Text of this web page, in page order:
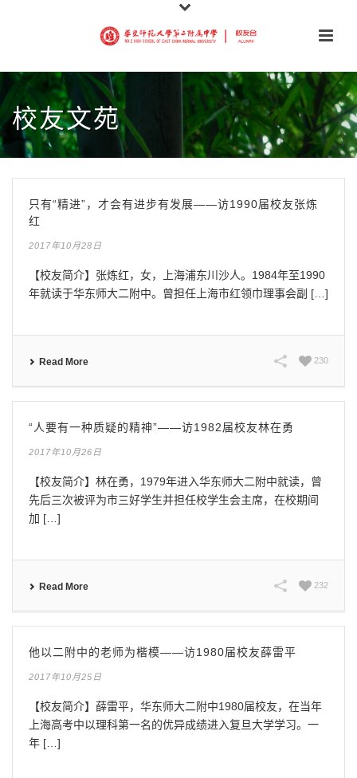
校友文苑
只有“精进”，才会有进步有发展——访1990届校友张炼
红
2017年10月28日
【校友简介】张炼红，女，上海浦东川沙人。1984年至1990
年就读于华东师大二附中。曾担任上海市红领巾理事会副 […]
Read More 230
“人要有一种质疑的精神”——访1982届校友林在勇
2017年10月26日
【校友简介】林在勇，1979年进入华东师大二附中就读，曾
先后三次被评为市三好学生并担任校学生会主席，在校期间
加 […]
Read More 232
他以二附中的老师为楷模——访1980届校友薛雷平
2017年10月25日
【校友简介】薛雷平，华东师大二附中1980届校友，在当年
上海高考中以理科第一名的优异成绩进入复旦大学学习。一
年 […]